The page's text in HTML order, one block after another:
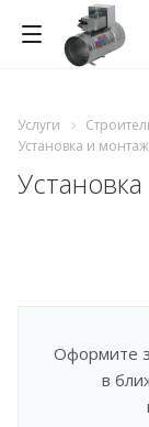
Услуги
Установка и
Оформите
в